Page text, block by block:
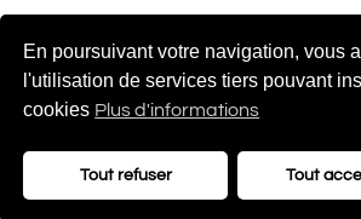
© 2022
En poursuivant votre navigation, vous
l'utilisation de services tiers pouvant
cookies Plus d'informations
Tout refuser Tout